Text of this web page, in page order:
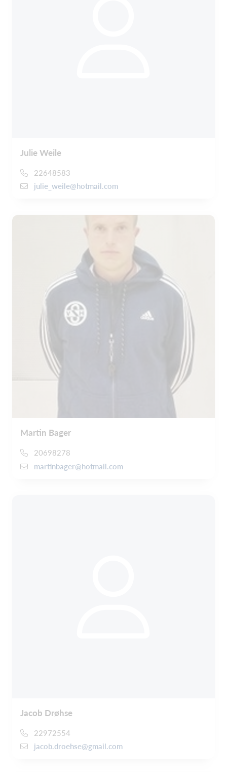
Julie Weile
22648583
julie_weile@hotmail.com
Martin Bager
20698278
martinbager@hotmail.com
Jacob Drøhse
22972554
jacob.droehse@gmail.com